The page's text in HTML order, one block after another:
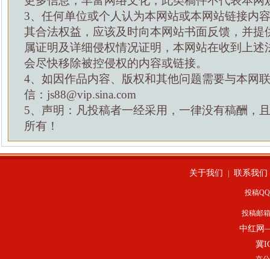
3、任何单位或个人认为本网站或本网站链接内
其合法权益，应该及时向本网站书面反馈，并提
属证明及详细侵权情况证明，本网站在收到上述
会尽快移除被控侵权的内容或链接。
4、如因作品内容、版权和其他问题需要与本网
信：js88@vip.sina.com
5、声明：凡投稿者一经采用，一律没有稿酬，
所有！
关于我们 联系我们
投稿
投稿邮
中红网
冀